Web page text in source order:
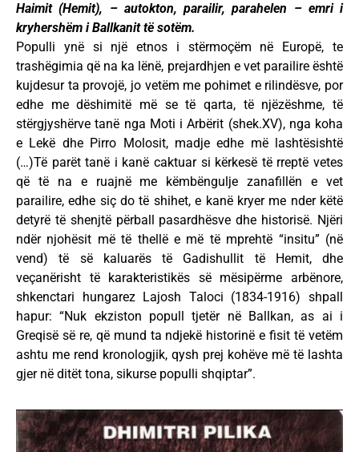
Haimit (Hemit), – autokton, parailir, parahelen – emri i
kryhershëm i Ballkanit të sotëm.
Populli ynë si një etnos i stërmoçëm në Europë, te
trashëgimia që na ka lënë, prejardhjen e vet parailire është
kujdesur ta provojë, jo vetëm me pohimet e rilindësve, por
edhe me dëshimitë më se të qarta, të njëzëshme, të
stërgjyshërve tanë nga Moti i Arbërit (shek.XV), nga koha
e Lekë dhe Pirro Molosit, madje edhe më lashtësishtë
(…)Të parët tanë i kanë caktuar si kërkesë të rreptë vetes
që të na e ruajnë me këmbëngulje zanafillën e vet
parailire, edhe siç do të shihet, e kanë kryer me nder këtë
detyrë të shenjtë përball pasardhësve dhe historisë. Njëri
ndër njohësit më të thellë e më të mprehtë “insitu” (në
vend) të së kaluarës të Gadishullit të Hemit, dhe
veçanërisht të karakteristikës së mësipërme arbënore,
shkenctari hungarez Lajosh Taloci (1834-1916) shpall
hapur: “Nuk ekziston popull tjetër në Ballkan, as ai i
Greqisë së re, që mund ta ndjekë historinë e fisit të vetëm
ashtu me rend kronologjik, qysh prej kohëve më të lashta
gjer në ditët tona, sikurse populli shqiptar”.